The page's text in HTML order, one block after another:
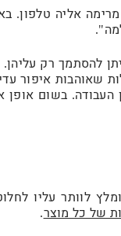
אליה טלפון.
".
להסתמך רק עליהן.
שאוהבות איפור
העבודה. בשום אופן
לוותר עליו
של כל מוצר.